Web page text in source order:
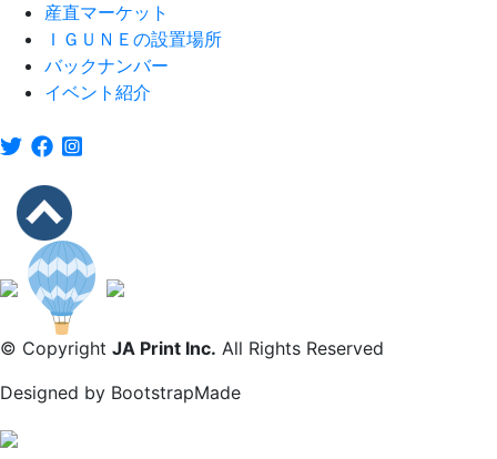
産直マーケット
ＩＧＵＮＥの設置場所
バックナンバー
イベント紹介
© Copyright JA Print Inc. All Rights Reserved
Designed by BootstrapMade